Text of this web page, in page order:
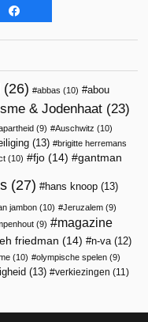
(26) abbas (10)
abou
& Jodenhaat (23)
(9) Auschwitz (10)
(13)
brigitte herremans
(10) fjo (14) gantman
(27) hans knoop (13)
jambon (10) Jeruzalem (9)
(9)
magazine
friedman (14) n-va (12)
(10) olympische spelen (9)
(13) verkiezingen (11)